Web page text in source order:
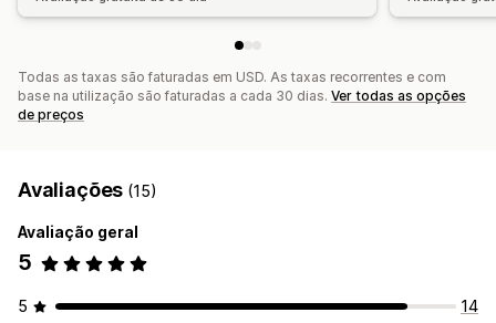
Análise de dados
Análise de dados em tempo real
Consultas de pesquisa
Todas as taxas são faturadas em USD. As taxas recorrentes e com
base na utilização são faturadas a cada 30 dias. Ver todas as opções
de preços
Avaliações (15)
Avaliação geral
5
5
14